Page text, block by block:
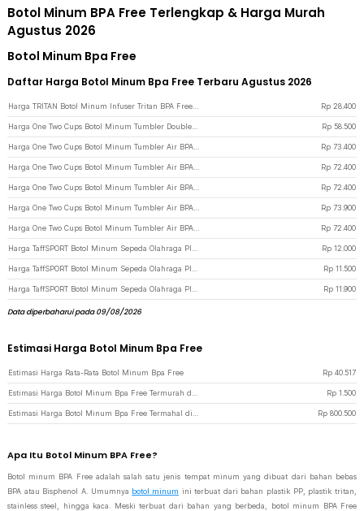
Botol Minum BPA Free Terlengkap & Harga Murah
Agustus 2026
Botol Minum Bpa Free
Daftar Harga Botol Minum Bpa Free Terbaru Agustus 2026
Rp 28.400
Rp 58.500
Rp 73.400
Rp 72.400
Rp 72.400
Rp 73.900
Rp 72.400
Rp 12.000
Rp 11.500
Rp 11.900
Data diperbaharui pada 09/08/2026
Estimasi Harga Botol Minum Bpa Free
Estimasi Harga Rata-Rata Botol Minum Bpa Free Rp 40.517
Rp 1.500
Rp 800.500
Apa Itu Botol Minum BPA Free?
Botol minum BPA Free adalah salah satu jenis tempat minum yang dibuat dari bahan bebas
BPA atau Bisphenol A. Umumnya botol minum ini terbuat dari bahan plastik PP, plastik tritan,
stainless steel, hingga kaca. Meski terbuat dari bahan yang berbeda, botol minum BPA Free